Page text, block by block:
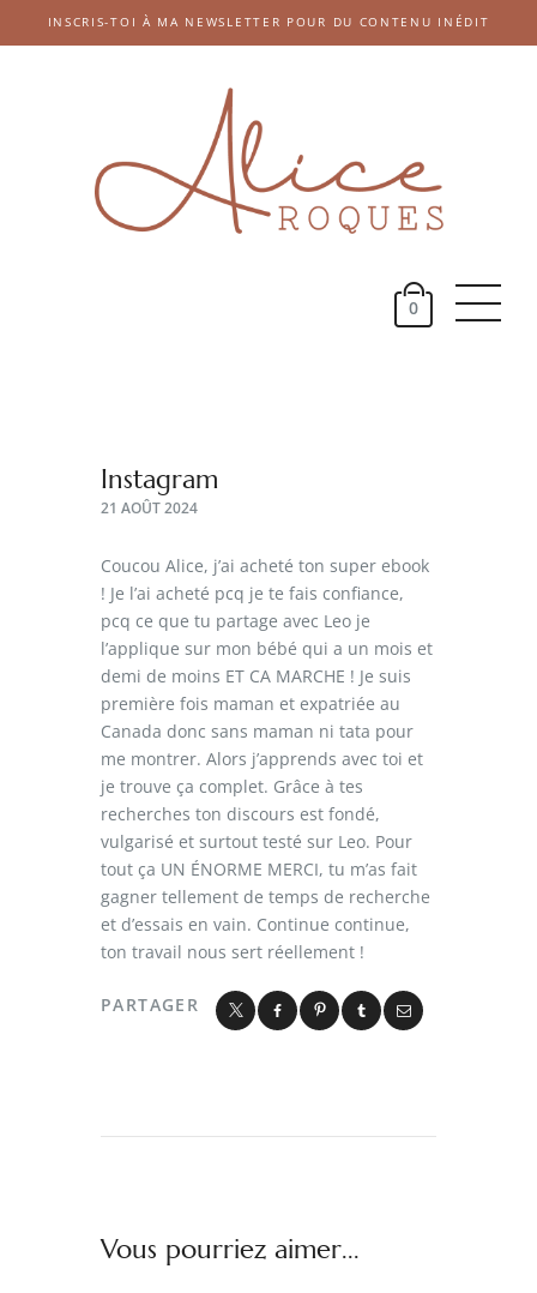
INSCRIS-TOI À MA NEWSLETTER POUR DU CONTENU INÉDIT
0
Accueil
Instagram
21 AOÛT 2024
Coucou Alice, j’ai acheté ton super ebook
! Je l’ai acheté pcq je te fais confiance,
pcq ce que tu partage avec Leo je
l’applique sur mon bébé qui a un mois et
demi de moins ET CA MARCHE ! Je suis
première fois maman et expatriée au
Canada donc sans maman ni tata pour
me montrer. Alors j’apprends avec toi et
je trouve ça complet. Grâce à tes
recherches ton discours est fondé,
vulgarisé et surtout testé sur Leo. Pour
tout ça UN ÉNORME MERCI, tu m’as fait
gagner tellement de temps de recherche
et d’essais en vain. Continue continue,
ton travail nous sert réellement !
PARTAGER
Vous pourriez aimer...